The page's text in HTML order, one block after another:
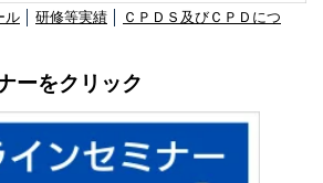
ル 研修等実績
ＣＰＤＳ及びＣＰＤにつ
ーをクリック